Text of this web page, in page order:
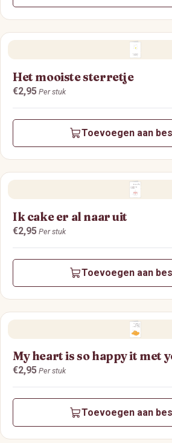
Het mooiste sterretje
Prijs:
€2,95 Per stuk
Toevoegen aan
Ik cake er al naar uit
Prijs:
€2,95 Per stuk
Toevoegen aan
My heart is so happy it met
Prijs:
€2,95 Per stuk
Toevoegen aan